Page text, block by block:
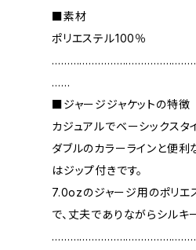
■素材
ポリエステル100％
……
■ジャージジャケットの特徴
カジュアルでベーシックスタ
ダブルのカラーラインと便利
はジップ付きです。
7.0ozのジャージ用のポリエ
で、丈夫でありながらシル